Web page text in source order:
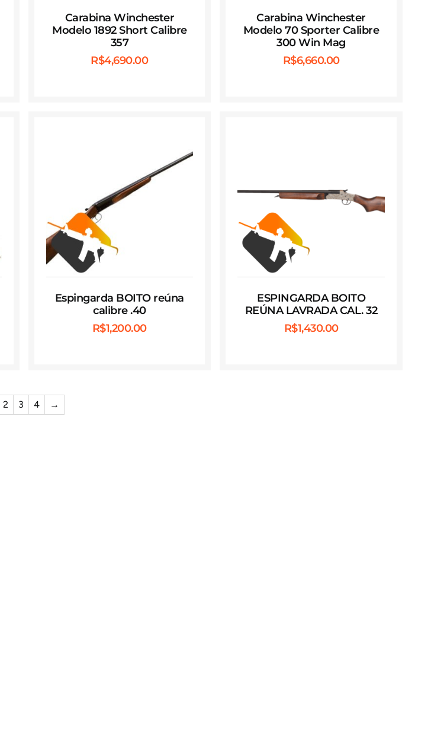
Carabina Winchester
Modelo 1892 Short Calibre
357
R$4,690.00
Carabina Winchester
Modelo 70 Sporter Calibre
300 Win Mag
R$6,660.00
Espingarda BOITO reúna
calibre .40
R$1,200.00
ESPINGARDA BOITO
REÚNA LAVRADA CAL. 32
R$1,430.00
2 3 4 →